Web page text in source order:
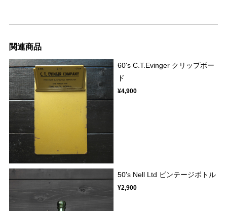
関連商品
60's C.T.Evinger クリップボー
ド
¥4,900
50's Nell Ltd ビンテージボトル
¥2,900